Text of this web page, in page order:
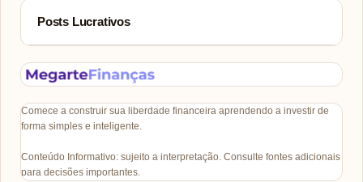
Posts Lucrativos
Comece a construir sua liberdade financeira aprendendo a investir de
forma simples e inteligente.
Conteúdo Informativo: sujeito a interpretação. Consulte fontes adicionais
para decisões importantes.